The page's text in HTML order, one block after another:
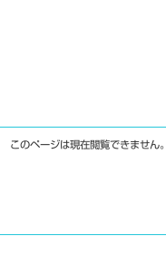
このページは現在閲覧できません。